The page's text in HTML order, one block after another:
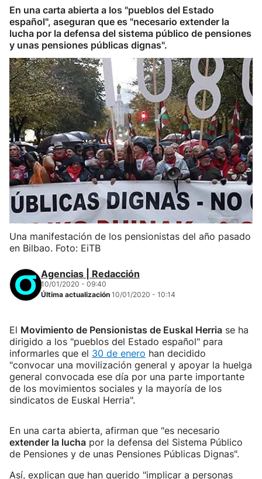
En una carta abierta a los "pueblos del Estado
español", aseguran que es "necesario extender la
lucha por la defensa del sistema público de pensiones
y unas pensiones públicas dignas".
Una manifestación de los pensionistas del año pasado
en Bilbao. Foto: EiTB
Agencias | Redacción
10/01/2020 - 09:40
Última actualización 10/01/2020 - 10:14
El Movimiento de Pensionistas de Euskal Herria se ha
dirigido a los "pueblos del Estado español" para
informarles que el 30 de enero han decidido
"convocar una movilización general y apoyar la huelga
general convocada ese día por una parte importante
de los movimientos sociales y la mayoría de los
sindicatos de Euskal Herria".
En una carta abierta, afirman que "es necesario
extender la lucha por la defensa del Sistema Público
de Pensiones y de unas Pensiones Públicas Dignas".
Así, explican que han querido "implicar a personas